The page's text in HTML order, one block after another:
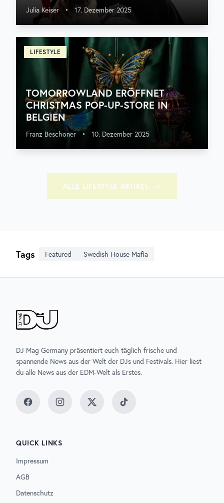
Julia Keiser • 17. Dezember 2025
LIFESTYLE
TOMORROWLAND ERÖFFNET
CHRISTMAS POP-UP-STORE IN
BELGIEN
Franz Beschoner • 10. Dezember 2025
ALLE LIFESTYLE ARTIKEL
Tags Featured Swedish House Mafia
DJ Mag Germany präsentiert euch täglich frische und
spannende News aus der Welt der DJs und Festivals. Hier liest
du alle News aus der EDM-Welt als Erstes.
FacebookInstagramTwitter TikTok
QUICK LINKS
Impressum
AGB
Datenschutz